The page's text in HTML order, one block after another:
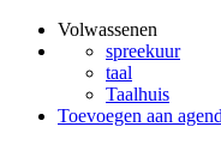
Volwassenen
spreekuur
taal
Taalhuis
Toevoegen aan